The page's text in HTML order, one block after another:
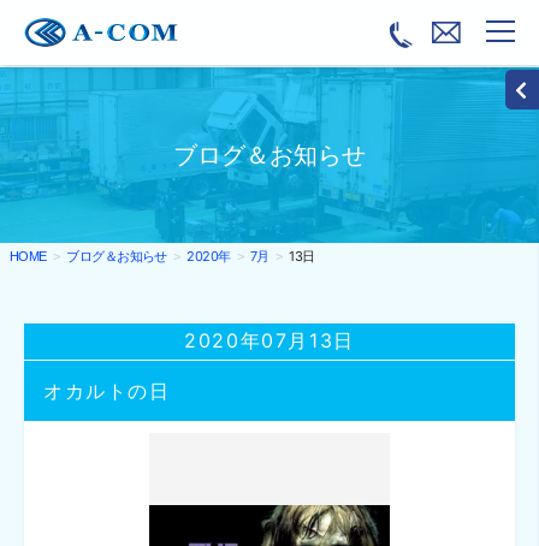
ブログ＆お知らせ
HOME ブログ＆お知らせ 2020年 7月 13日
オカルトの日
2020年07月13日